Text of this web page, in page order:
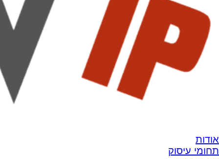
אודות
תחומי עיסוק